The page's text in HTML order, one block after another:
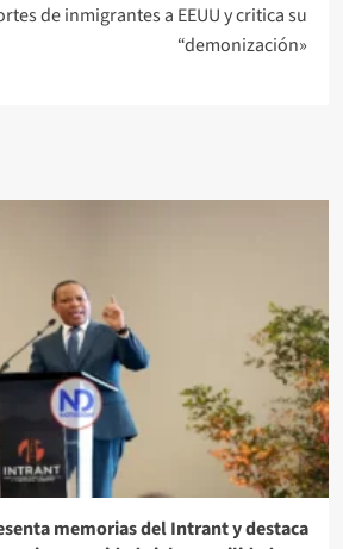
de inmigrantes a EEUU y critica su
“demonización»
memorias del Intrant y destaca